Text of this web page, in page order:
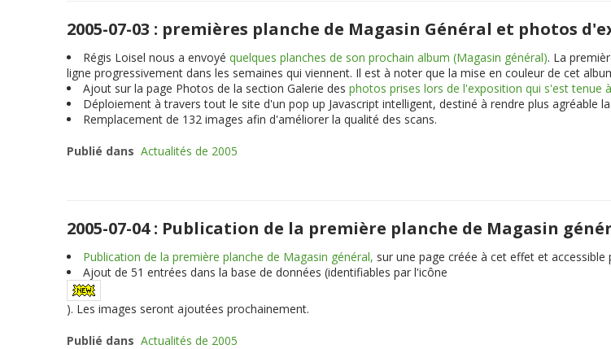
2005-07-03 : premières planche de Magasin Général et photos
Régis Loisel nous a envoyé quelques planches de son prochain album (Magasin général). La
ligne progressivement dans les semaines qui viennent. Il est à noter que la mise en couleur de cet
Ajout sur la page Photos de la section Galerie des photos prises lors de l'exposition qui s'est tenue
Déploiement à travers tout le site d'un pop up Javascript intelligent, destiné à rendre plus agréable
Remplacement de 132 images afin d'améliorer la qualité des scans.
Publié dans Actualités de 2005
2005-07-04 : Publication de la première planche de Magasin
Publication de la première planche de Magasin général, sur une page créée à cet effet et
Ajout de 51 entrées dans la base de données (identifiables par l'icône
). Les images seront ajoutées prochainement.
Publié dans Actualités de 2005